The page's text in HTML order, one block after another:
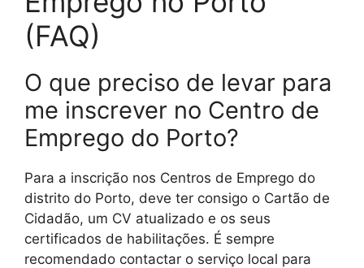
(FAQ)
O que preciso de levar para
me inscrever no Centro de
Emprego do Porto?
Para a inscrição nos Centros de Emprego do
distrito do Porto, deve ter consigo o Cartão de
Cidadão, um CV atualizado e os seus
certificados de habilitações. É sempre
recomendado contactar o serviço local para